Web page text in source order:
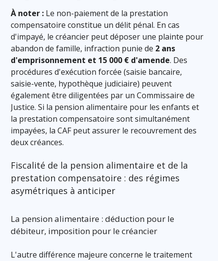
À noter : Le non-paiement de la prestation
compensatoire constitue un délit pénal. En cas
d'impayé, le créancier peut déposer une plainte pour
abandon de famille, infraction punie de 2 ans
d'emprisonnement et 15 000 € d'amende. Des
procédures d'exécution forcée (saisie bancaire,
saisie-vente, hypothèque judiciaire) peuvent
également être diligentées par un Commissaire de
Justice. Si la pension alimentaire pour les enfants et
la prestation compensatoire sont simultanément
impayées, la CAF peut assurer le recouvrement des
deux créances.
Fiscalité de la pension alimentaire et de la
prestation compensatoire : des régimes
asymétriques à anticiper
La pension alimentaire : déduction pour le
débiteur, imposition pour le créancier
L'autre différence majeure concerne le traitement